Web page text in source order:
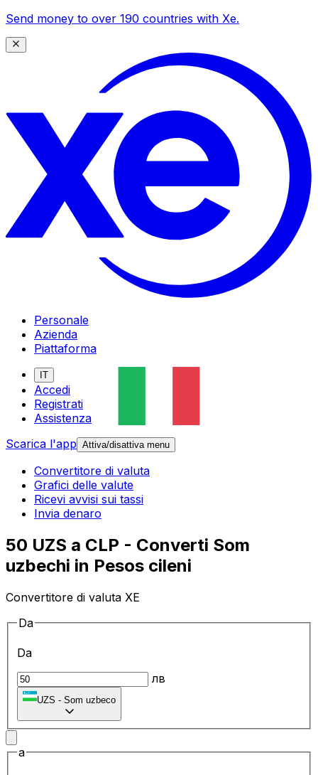
Send money to over 190 countries with Xe.
Personale
Azienda
Piattaforma
IT
Accedi
Registrati
Assistenza
Scarica l'app Attiva/disattiva menu
Convertitore di valuta
Grafici delle valute
Ricevi avvisi sui tassi
Invia denaro
50 UZS a CLP - Converti Som
uzbechi in Pesos cileni
Convertitore di valuta XE
Da
Da
лв
UZS - Som uzbeco
a